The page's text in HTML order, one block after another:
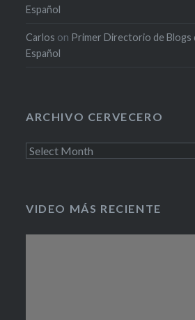
Español
Carlos on Primer Directorio de Blogs
Español
ARCHIVO CERVECERO
Archivo
VIDEO MÁS RECIENTE